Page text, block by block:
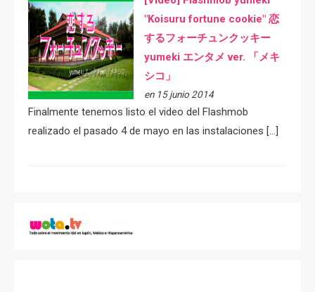
"Koisuru fortune cookie" 恋
するフォーチュンクッキー
yumeki エンタメ ver. 「メキ
シコ」
en 15 junio 2014
Finalmente tenemos listo el video del Flashmob
realizado el pasado 4 de mayo en las instalaciones […]